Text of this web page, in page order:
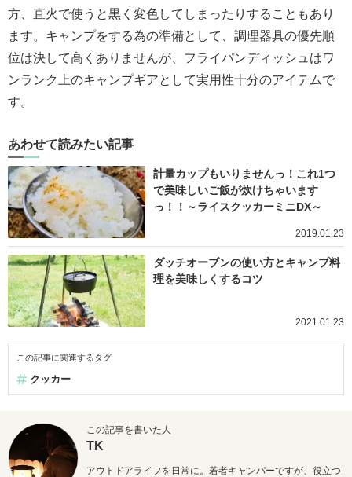
方、直火で使うと黒く変色してしまったりすることもあり
ます。キャンプをする為の準備として、調理器具の優先順
位は決して高くありませんが、フライパンディッシュはワ
ンランク上のキャンプギアとして実用性十分のアイテムで
す。
あわせて読みたい記事
計量カップもいりませんっ！これ1つ
で美味しいご飯が炊けちゃいます
っ！！～ライスクッカーミニDX～
2019.01.23
ダッチオーブンの使い方とキャンプ料
理を美味しくするコツ
2021.01.23
この記事に関連するタグ
クッカー
この記事を書いた人
TK
アウトドアライフを日常に。若者キャンパーですが、役立つ